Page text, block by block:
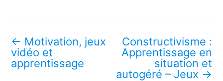
← Motivation, jeux
vidéo et
apprentissage
Constructivisme :
Apprentissage en
situation et
autogéré – Jeux →